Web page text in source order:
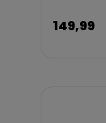
149,99